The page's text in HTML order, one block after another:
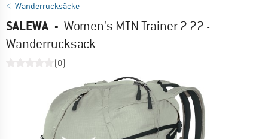
Wanderrucksäcke
SALEWA - Women's MTN Trainer 2 22 -
Wanderrucksack
(0)